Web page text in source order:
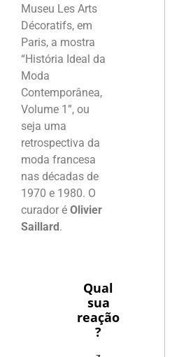
Museu Les Arts
Décoratifs, em
Paris, a mostra
“História Ideal da
Moda
Contemporânea,
Volume 1”, ou
seja uma
retrospectiva da
moda francesa
nas décadas de
1970 e 1980. O
curador é Olivier
Saillard.
Qual
sua
reação
?